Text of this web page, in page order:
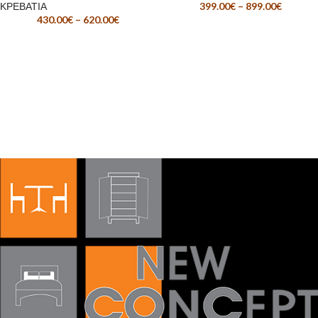
ΚΡΕΒΑΤΙΑ
430.00€ – 620.00€
399.00€ – 899.00€